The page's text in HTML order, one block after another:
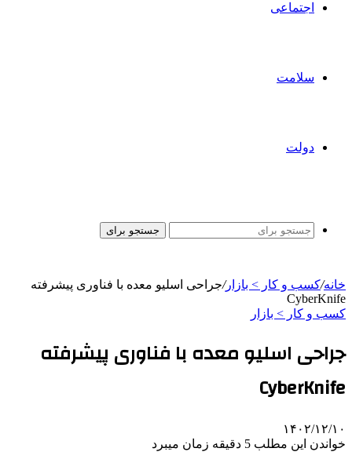
اجتماعی
سلامت
دولت
جستجو برای
خانه/کسب و کار > بازار/جراحی اسلیو معده با فناوری پیشرفته
CyberKnife
کسب و کار > بازار
جراحی اسلیو معده با فناوری پیشرفته
CyberKnife
۱۴۰۲/۱۲/۱۰
خواندن این مطلب 5 دقیقه زمان میبرد